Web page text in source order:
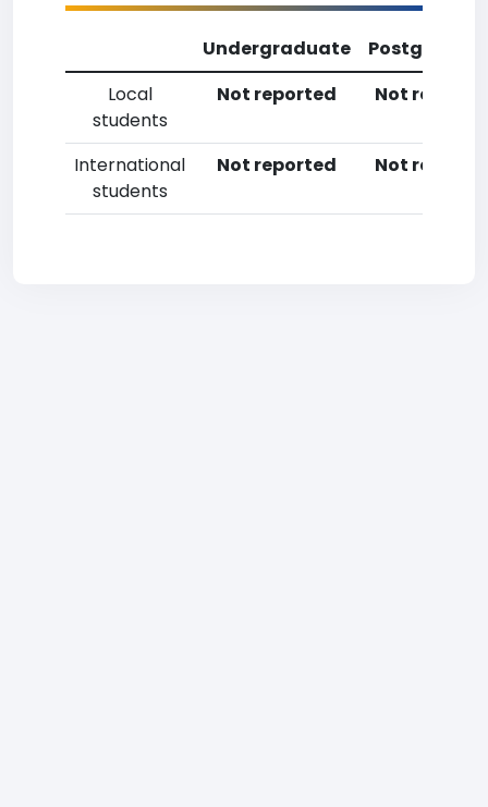
Undergraduate
Local
students
Not reported Not
International
students
Not reported Not